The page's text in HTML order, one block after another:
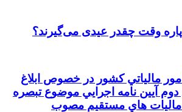
وقت چقدر عیدی می‌گیرند؟
مالياتي كشور در خصوص ابلاغ
آيين نامه اجرايي موضوع تبصره
قانون ماليات هاي مستقيم مصوب